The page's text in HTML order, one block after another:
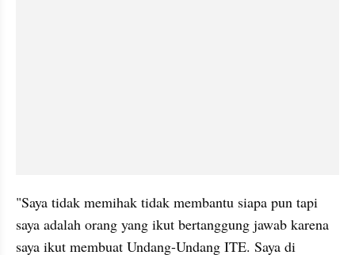
"Saya tidak memihak tidak membantu siapa pun tapi
saya adalah orang yang ikut bertanggung jawab karena
saya ikut membuat Undang-Undang ITE. Saya di